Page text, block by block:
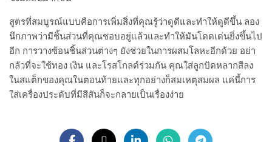
สูตรที่สมบูรณ์แบบคือการเพิ่มสิ่งที่คุณรู้ว่าดูดีและทำให้ดูดีขึ้น ลอง
นึกภาพว่ามีชิ้นส่วนที่คุณชอบอยู่แล้วและทำให้มันโดดเด่นยิ่งขึ้นไป
อีก การวางซ้อนชิ้นส่วนต่างๆ ยังช่วยในการผสมโลหะอีกด้วย อย่า
กลัวที่จะใช้ทอง เงิน และโรสโกลด์ร่วมกัน คุณใส่ลูกปัดหลากสีลง
ในสแต็กของคุณในตอนท้ายและทุกอย่างก็สมเหตุสมผล แค่นี้การ
ใส่เครื่องประดับที่มีสีสันก็จะกลายเป็นเรื่องง่าย